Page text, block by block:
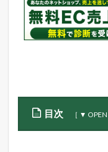
目次